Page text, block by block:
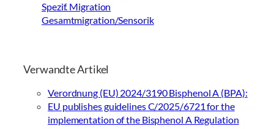
Spezif. Migration
Gesamtmigration/Sensorik
Verwandte Artikel
Verordnung (EU) 2024/3190 Bisphenol A (BPA):
EU publishes guidelines C/2025/6721 for the
implementation of the Bisphenol A Regulation